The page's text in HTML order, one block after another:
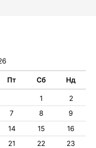
Пт Сб Нд
1
2
7 8
9
14 15
16
21 22
23